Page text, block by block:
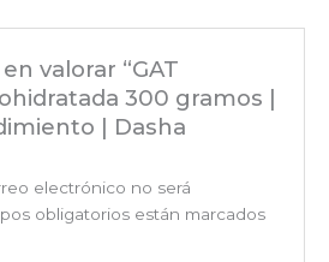
valorar “GAT
300 gramos |
| Dasha
electrónico no será
obligatorios están marcados